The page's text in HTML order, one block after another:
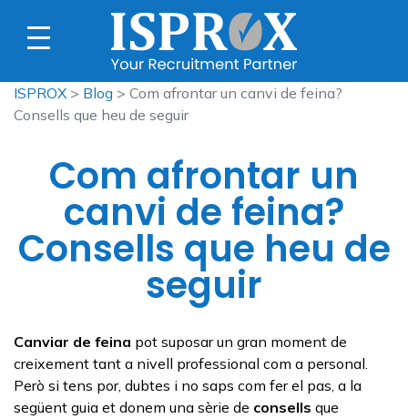
ISPROX > Blog > Com afrontar un canvi de feina?
Consells que heu de seguir
Com afrontar un
canvi de feina?
Consells que heu de
seguir
Canviar de feina pot suposar un gran moment de
creixement tant a nivell professional com a personal.
Però si tens por, dubtes i no saps com fer el pas, a la
següent guia et donem una sèrie de consells que